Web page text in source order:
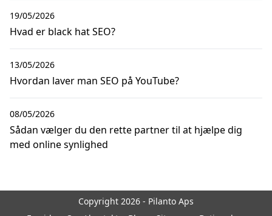
Hvad er black hat SEO?
19/05/2026
Hvordan laver man SEO på YouTube?
13/05/2026
Sådan vælger du den rette partner til at hjælpe dig
med online synlighed
08/05/2026
Copyright 2026 - Pilanto Aps